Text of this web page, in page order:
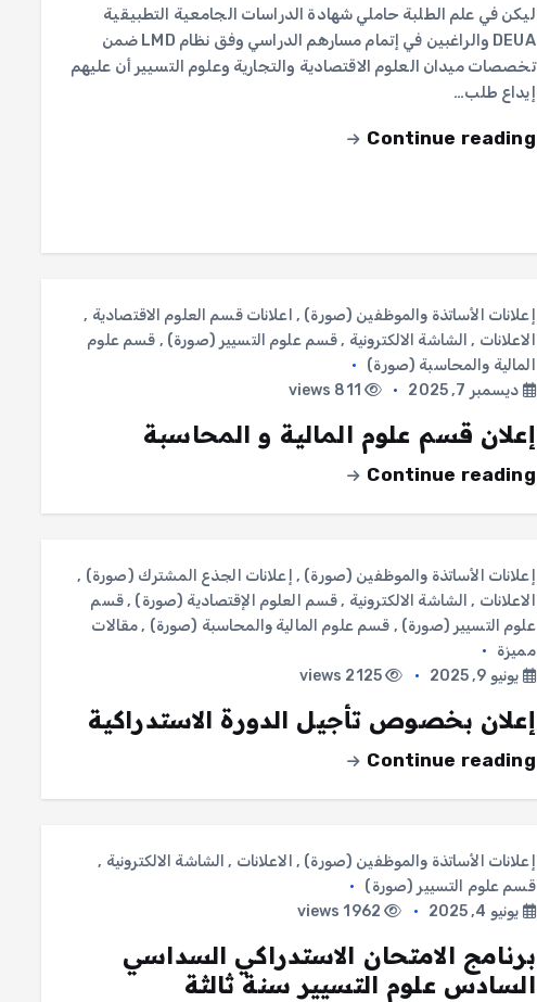
ليكن في علم الطلبة حاملي شهادة الدراسات الجامعية التطبيقية
DEUA والراغبين في إتمام مسارهم الدراسي وفق نظام LMD ضمن
تخصصات ميدان العلوم الاقتصادية والتجارية وعلوم التسيير أن عليهم
إيداع طلب…
Continue reading
إعلانات الأساتذة والموظفين (صورة) , اعلانات قسم العلوم الاقتصادية ,
الاعلانات , الشاشة الالكترونية ,قسم علوم التسيير (صورة) , قسم علوم
المالية والمحاسبة (صورة)
ديسمبر 7, 2025
811 views
إعلان قسم علوم المالية و المحاسبة
Continue reading
إعلانات الأساتذة والموظفين (صورة) , إعلانات الجذع المشترك (صورة) ,
الاعلانات , الشاشة الالكترونية ,قسم العلوم الإقتصادية (صورة) ,قسم
علوم التسيير (صورة) , قسم علوم المالية والمحاسبة (صورة) ,مقالات
مميزة
يونيو 9, 2025
2125 views
إعلان بخصوص تأجيل الدورة الاستدراكية
Continue reading
إعلانات الأساتذة والموظفين (صورة) , الاعلانات , الشاشة الالكترونية ,
قسم علوم التسيير (صورة)
يونيو 4, 2025
1962 views
برنامج الامتحان الاستدراكي السداسي
السادس علوم التسيير سنة ثالثة